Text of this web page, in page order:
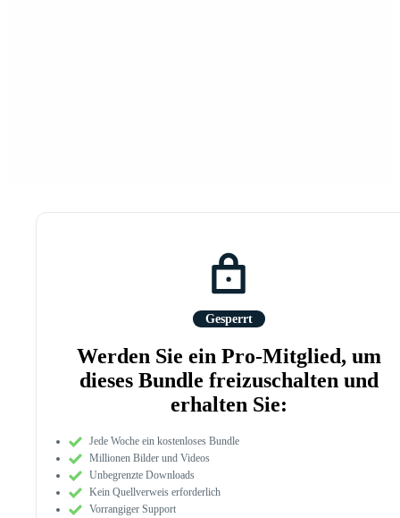
Gesperrt
Werden Sie ein Pro-Mitglied, um
dieses Bundle freizuschalten und
erhalten Sie:
Jede Woche ein kostenloses Bundle
Millionen Bilder und Videos
Unbegrenzte Downloads
Kein Quellverweis erforderlich
Vorrangiger Support